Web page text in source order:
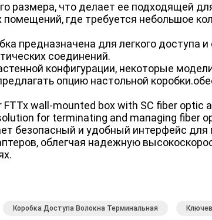
размера, что делает ее подходящей
помещений, где требуется небольшое
предназначена для легкого доступа
соединений.
конфигурации, некоторые
опцию настольной
wall-mounted box with SC fiber optic
for terminating and managing fiber
безопасный и удобный интерфейс для
облегчая надежную
Коробка Доступа Волокна Терминальная